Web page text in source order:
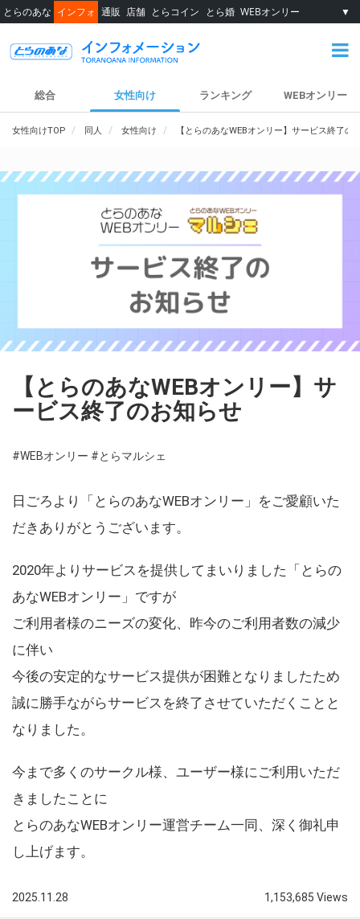
とらのあな インフォ 通販 店舗 とらコイン とら婚 WEBオンリー ▼
総合 女性向け ランキング WEBオンリー
女性向けTOP 同人 女性向け 【とらのあなWEBオンリー】サービス終了の
【とらのあなWEBオンリー】サ
ービス終了のお知らせ
#WEBオンリー #とらマルシェ
日ごろより「とらのあなWEBオンリー」をご愛顧いた
だきありがとうございます。
2020年よりサービスを提供してまいりました「とらの
あなWEBオンリー」ですが
ご利用者様のニーズの変化、昨今のご利用者数の減少
に伴い
今後の安定的なサービス提供が困難となりましたため
誠に勝手ながらサービスを終了させていただくことと
なりました。
今まで多くのサークル様、ユーザー様にご利用いただ
きましたことに
とらのあなWEBオンリー運営チーム一同、深く御礼申
し上げます。
2025.11.28 1,153,685 Views